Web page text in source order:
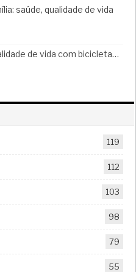
saúde, qualidade de vida
de vida com bicicleta…
119
112
103
98
79
55